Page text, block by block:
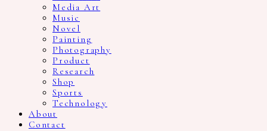
Media Art
Music
Novel
Painting
Photography
Product
Research
Shop
Sports
Technology
About
Contact